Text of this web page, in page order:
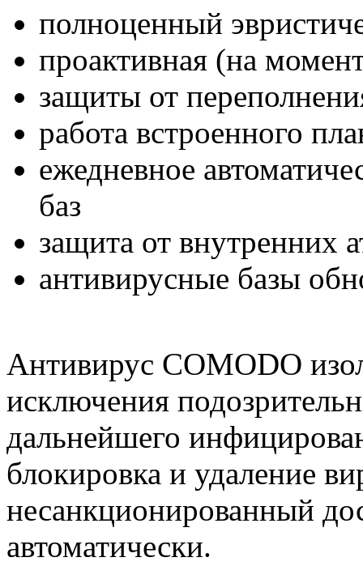
полноценный
проактивная (на
защиты от
работа встроенного
ежедневное
баз
защита от внутренних
антивирусные базы
Антивирус COMODO
исключения
дальнейшего
блокировка и удаление
несанкционированный
автоматически.